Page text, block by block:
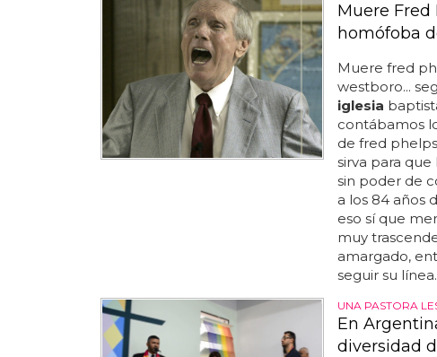
Muere Fred
homófoba
Muere fred
westboro...
iglesia
contábamos
de fred
sirva para
sin poder de
a los 84 años
eso sí que
muy
amargado,
seguir su
UNA PASTORA
En
diversidad